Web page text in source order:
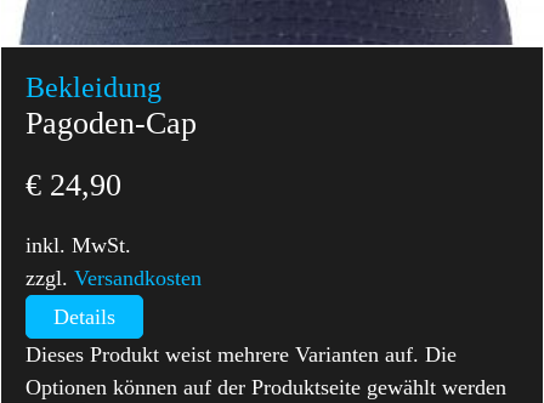
Bekleidung
Pagoden-Cap
€ 24,90
inkl. MwSt.
zzgl.Versandkosten
Details
Dieses Produkt weist mehrere Varianten auf. Die
Optionen können auf der Produktseite gewählt werden